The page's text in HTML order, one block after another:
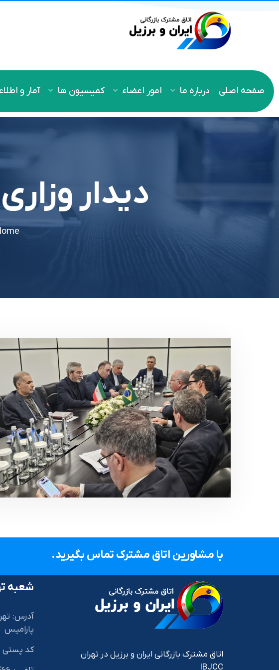
صفحه اصلی درباره ما امور اعضاء کمیسیون ها آمار و
دیدار
با مشاورین اتاق مشترک تماس بگیرید.
اتاق مشترک بازرگانی ایران و برزیل در تهران
IBJCC
شعبه
آدرس:
پارامیس
کد پستی :